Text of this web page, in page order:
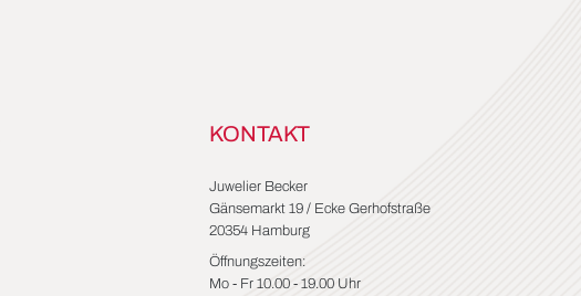
KONTAKT
Juwelier Becker
Gänsemarkt 19 / Ecke Gerhofstraße
20354 Hamburg
Öffnungszeiten:
Mo - Fr 10.00 - 19.00 Uhr